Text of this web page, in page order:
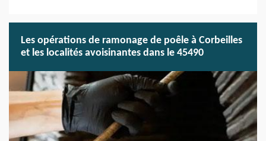
Les opérations de ramonage de poêle à Corbeilles
et les localités avoisinantes dans le 45490